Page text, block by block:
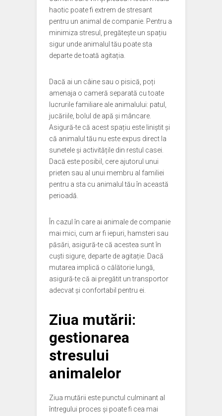
haotic poate fi extrem de stresant
pentru un animal de companie. Pentru a
minimiza stresul, pregătește un spațiu
sigur unde animalul tău poate sta
departe de toată agitația.
Dacă ai un câine sau o pisică, poți
amenaja o cameră separată cu toate
lucrurile familiare ale animalului: patul,
jucăriile, bolul de apă și mâncare.
Asigură-te că acest spațiu este liniștit și
că animalul tău nu este expus direct la
sunetele și activitățile din restul casei.
Dacă este posibil, cere ajutorul unui
prieten sau al unui membru al familiei
pentru a sta cu animalul tău în această
perioadă.
În cazul în care ai animale de companie
mai mici, cum ar fi iepuri, hamsteri sau
păsări, asigură-te că acestea sunt în
cuști sigure, departe de agitație. Dacă
mutarea implică o călătorie lungă,
asigură-te că ai pregătit un transportor
adecvat și confortabil pentru ei.
Ziua mutării:
gestionarea
stresului
animalelor
Ziua mutării este punctul culminant al
întregului proces și poate fi cea mai